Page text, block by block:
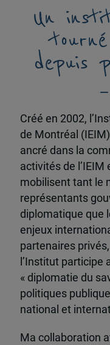
Un
depuis
—
Créé en 2002,
de Montréal
ancré dans la
activités de
mobilisent tant le
représentants
diplomatique que
enjeux
partenaires
l’Institut participe
« diplomatie du
politiques
national et
Ma collaboration